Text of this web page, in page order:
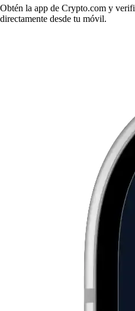
Obtén la app de Crypto.com y
directamente desde tu móvil.